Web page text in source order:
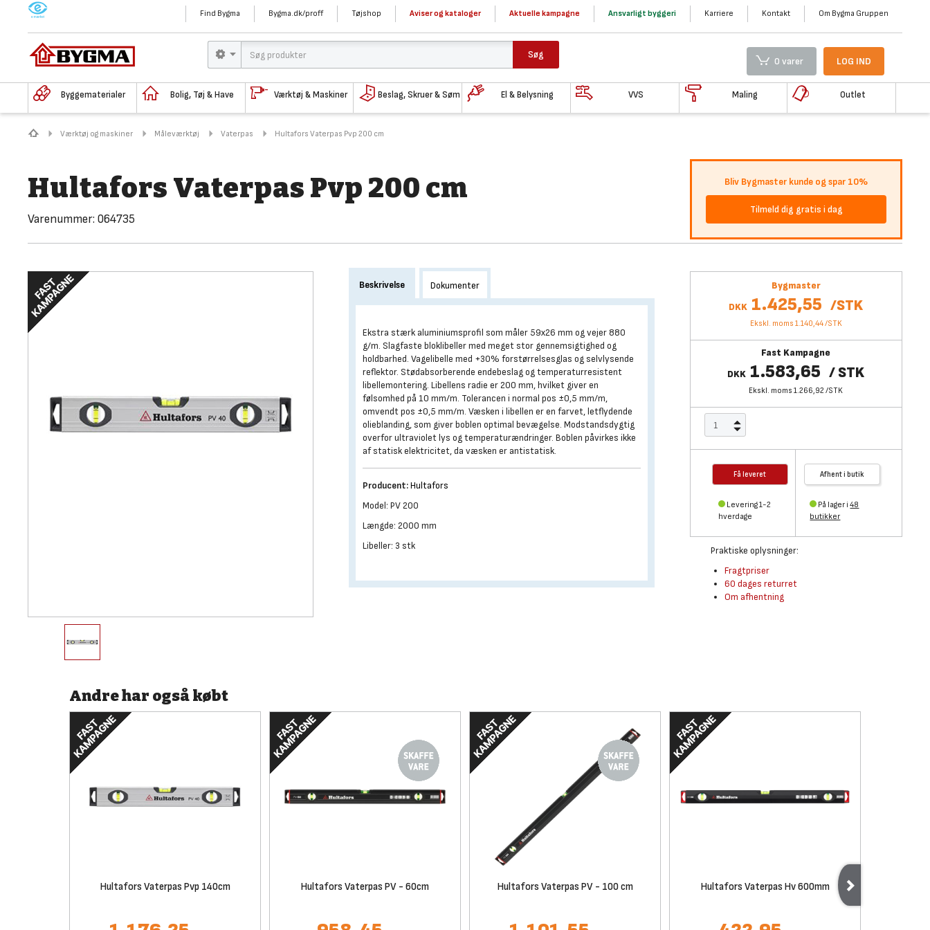
M Find Bygma Bygma.dk/proff Tøjshop Aviser og kataloger Aktuelle kampagne Ansvarligt byggeri Karriere Kontakt Om Bygma Gruppen
Søg
0 varer LOG IND
Byggematerialer Bolig, Tøj & Have Værktøj & Maskiner Beslag, Skruer & Søm El & Belysning VVS Maling Outlet
Værktøj og maskiner Måleværktøj Vaterpas Hultafors Vaterpas Pvp 200 cm
Hultafors Vaterpas Pvp 200 cm
Varenummer: 064735
Bliv Bygmaster kunde og spar 10%
Tilmeld dig gratis i dag
Bygmaster
DKK 1.425,55 /STK
Ekskl. moms 1.140,44/STK
Fast Kampagne
DKK 1.583,65 /STK
Ekskl. moms 1.266,92 /STK
Få leveret
Levering 1-2
hverdage
Afhent i butik
På lager i48
butikker
Praktiske oplysninger:
Fragtpriser
60 dages returret
Om afhentning
Beskrivelse Dokumenter
Ekstra stærk aluminiumsprofil som måler 59x26 mm og vejer 880
g/m. Slagfaste bloklibeller med meget stor gennemsigtighed og
holdbarhed. Vagelibelle med +30% forstørrelsesglas og selvlysende
reflektor. Stødabsorberende endebeslag og temperaturresistent
libellemontering. Libellens radie er 200 mm, hvilket giver en
følsomhed på 10 mm/m. Tolerancen i normal pos ±0,5 mm/m,
omvendt pos ±0,5 mm/m. Væsken i libellen er en farvet, letflydende
olieblanding, som giver boblen optimal bevægelse. Modstandsdygtig
overfor ultraviolet lys og temperaturændringer. Boblen påvirkes ikke
af statisk elektricitet, da væsken er antistatisk.
Producent:Hultafors
Model: PV 200
Længde: 2000 mm
Libeller: 3 stk
Andre har også købt
Hultafors Vaterpas Pvp 140cm Hultafors Vaterpas PV - 60cm Hultafors Vaterpas PV - 100 cm Hultafors Vaterpas Hv 600mm